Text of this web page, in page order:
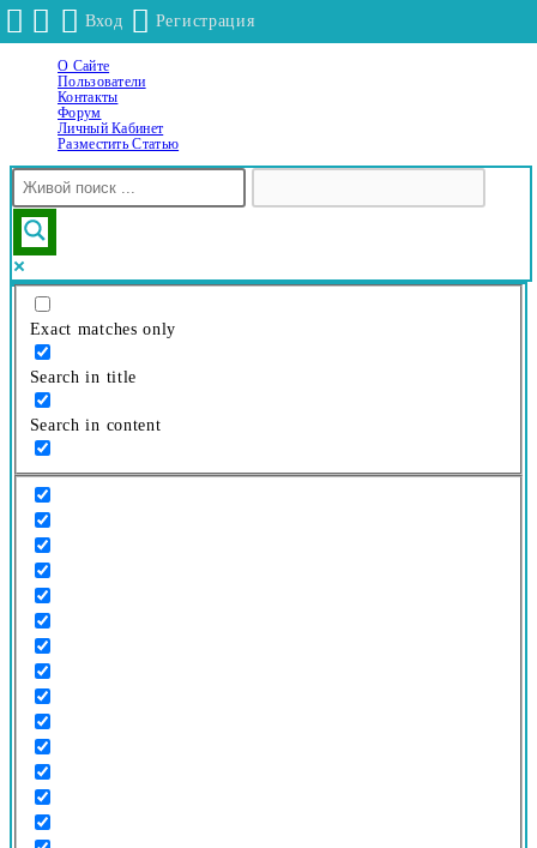
Перейти
содержимому
О Сайте
Пользователи
Контакты
Форум
Личный Кабинет
Разместить Статью
Exact matches only
Search in title
Search in content
Вход Регистрация